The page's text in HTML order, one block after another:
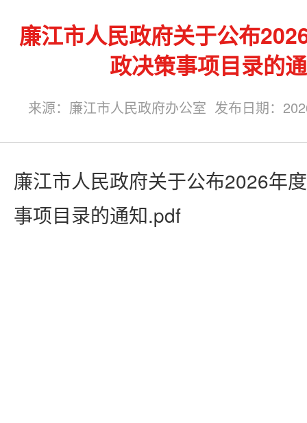
廉江市人民政府关于公布
政决策事项目录的
来源：廉江市人民政府办公室 发布日期：
廉江市人民政府关于公布2026年
事项目录的通知.pdf